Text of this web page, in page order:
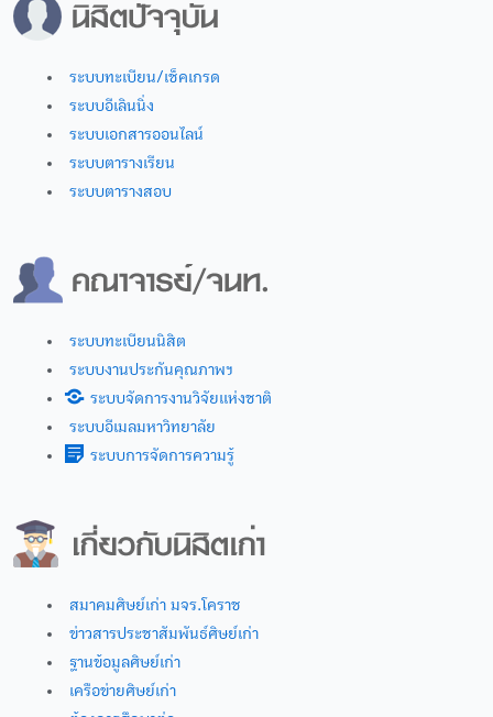
ระบบทะเบียน/เช็คเกรด
ระบบอีเลินนิ่ง
ระบบเอกสารออนไลน์
ระบบตารางเรียน
ระบบตารางสอบ
ระบบทะเบียนนิสิต
ระบบงานประกันคุณภาพฯ
ระบบจัดการงานวิจัยแห่งชาติ
ระบบอีเมลมหาวิทยาลัย
ระบบการจัดการความรู้
สมาคมศิษย์เก่า มจร.โคราช
ข่าวสารประชาสัมพันธ์ศิษย์เก่า
ฐานข้อมูลศิษย์เก่า
เครือข่ายศิษย์เก่า